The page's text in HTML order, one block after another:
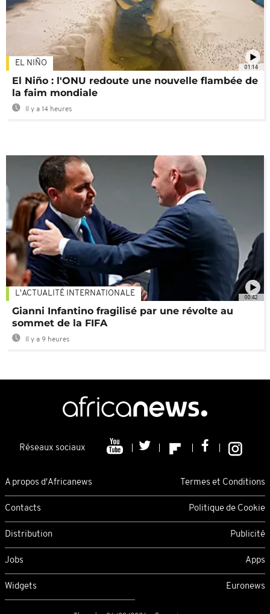
01:14
EL NIÑO
El Niño : l'ONU redoute une nouvelle flambée de
la faim mondiale
Il y a 14 heures
00:42
L'ACTUALITÉ INTERNATIONALE
Gianni Infantino fragilisé par une révolte au
sommet de la FIFA
Il y a 9 heures
Réseaux sociaux
A propos d'Africanews Termes et Conditions
Contacts Politique de Cookie
Distribution Publicité
Jobs Apps
Widgets Euronews